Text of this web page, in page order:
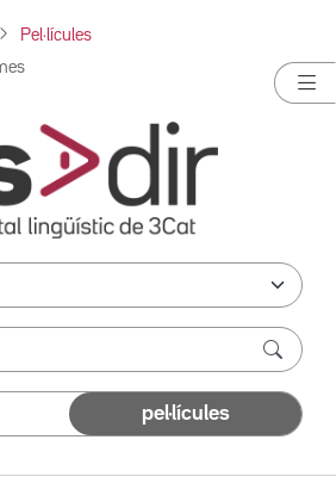
Pel·lícules
pel·lícules